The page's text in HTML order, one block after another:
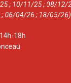
; 10/11/25 ; 08/12/
06/04/26 ; 18/05/26)
18h